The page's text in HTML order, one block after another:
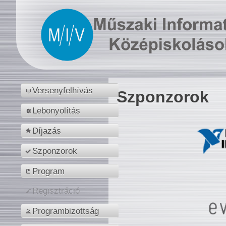
Versenyfelhívás
Lebonyolítás
Díjazás
Szponzorok
Program
Regisztráció
Programbizottság
Szponzorok